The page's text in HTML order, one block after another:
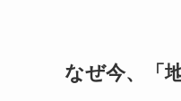
なぜ今、「